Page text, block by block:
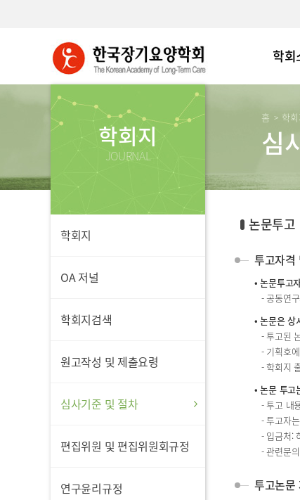
학회
홈 > 학
심
학회지
JOURNAL
학회지
OA 저널
학회지검색
원고작성 및 제출요령
심사기준 및 절차
편집위원 및 편집위원회규정
연구윤리규정
논문투
투고자격
• 논문투고
- 공동연
• 논문은 상
- 투고된
- 기획호
- 학회지
• 논문 투고
- 투고 내
- 투고자
- 입금처:
- 관련문
투고논문